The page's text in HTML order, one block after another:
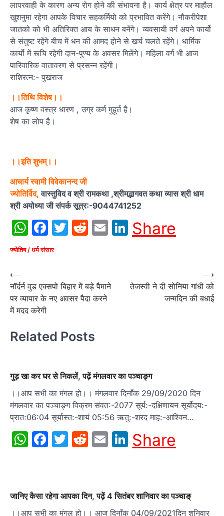
लापरवाही के कारण अन्य रोग होने की संभावना है। कार्य क्षेत्र पर माहौल
खुशनुमा रहेगा आपके विचार सहकर्मियो को प्रभावित करेंगे। नौकरीपेशा
जातको को भी अतिरिक्त आय के साधन बनेंगे। व्यवसायी वर्ग अपने कार्यो
से संतुष्ट रहेंगे बीच में धन की आमद होने से खर्च चलते रहेंगे। धार्मिक
कार्यो में रूचि रहेगी दान-पुण्य के अवसर मिलेंगे। महिला वर्ग भी आज
पारिवारिक वातावरण से प्रसन्न रहेंगी।
राशिरत्न:- पुखराज
।।तिथि विशेष।।
आज कृष्ण वस्त्र धारण , उग्र कर्म मुहूर्त है।
शेष का लोप है।
।।इति शुभम्।।
आचार्य स्वामी विवेकानन्द जी
ज्योतिर्विद, वास्तुविद व श्री रामकथा ,श्रीमद्भागवत कथा व्यास श्री धाम
श्री अयोध्या जी संपर्क सूत्र:-9044741252
WhatsApp
Facebook
Twitter
Reddit
EmailLinkedIn
Share
ज्योतिष / धर्म संसार
Post
navigation
⟵
नॉर्दर्न वुड एक्सपो बिहार में बड़े पैमाने
पर व्यापार के नए अवसर पैदा करने
में मदद करेगी
तेजस्वी ने दी सोनिया गांधी को
जन्मदिन की बधाई
⟶
Related Posts
गुड़ खा कर घर से निकलें, पढ़ें मंगलवार का पञ्चाङ्ग
।।आप सभी का मंगल हो।। मंगलवार दिनाँक 29/09/2020 दिन
मंगलवार का पञ्चाङ्ग विक्रम संवत:-2077 सूर्य:-दक्षिणायन सूर्योदय:-
प्रातः06:04 सूर्यास्त:-शायं 05:56 ऋतु:-शरद माह:-आश्विन…
WhatsApp
Facebook
Twitter
Reddit
EmailLinkedIn
Share
जानिए कैसा रहेगा आपका दिन, पढ़ें 4 सितंबर शानिवार का पञ्चाङ्
।।आप सभी का मंगल हो।। आज दिनाँक 04/09/2021दिन शनिवार